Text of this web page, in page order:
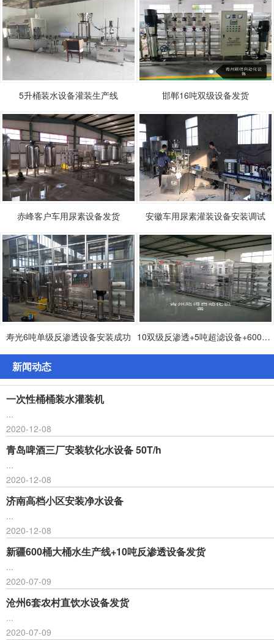
5升桶装水设备灌装生产线 邯郸16吨双级设备发货
赤峰客户车用尿素设备发货 安徽车用尿素灌装设备安装调试
寿光6吨单级反渗透设备安装成功 10双级反渗透+5吨超滤设备+600桶灌装生产设备发货
新闻动态
一次性桶桶装水灌装机
...
2020-12-08
青岛啤酒三厂安装软化水设备 50T/h
...
2020-12-08
济南高档小区安装净水设备
...
2020-12-08
新疆600桶大桶水生产线+10吨反渗透设备发货
...
2020-07-09
沧州6套农村直饮水设备发货
...
2020-07-09